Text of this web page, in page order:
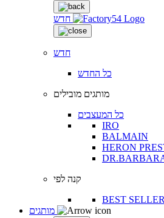
חדש
חדש
כל החדש
מותגים מובילים
כל המעצבים
IRO
BALMAIN
HERON
קנה לפי
BEST